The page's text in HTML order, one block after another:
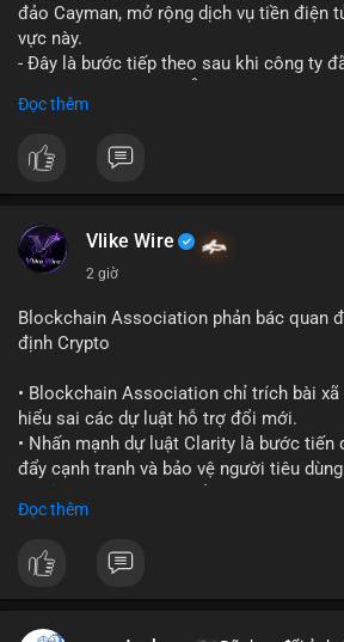
đảo Cayman, mở rộng dịch vụ tiền điện
vực này.
- Đây là bước tiếp theo sau khi công ty
quy định toàn cầu.
một cách hợp pháp tại Cayman, thu hút
chức.
tảng tiền điện tử tăng cường tuân thủ
động.
#binancesquare #cryptonews
#custody
$btc $eth
#vlikevn #titanbot
📰 Nguồn: Cointelegraph
Đọc thêm
Vlike Wire
2 giờ
Blockchain Association phản bác quan
định Crypto
• Blockchain Association chỉ trích bài xã
hiểu sai các dự luật hỗ trợ đổi mới.
• Nhấn mạnh dự luật Clarity là bước tiến
đẩy cạnh tranh và bảo vệ người tiêu
tài sản số.
#blockchain #cryptonews
Đọc thêm